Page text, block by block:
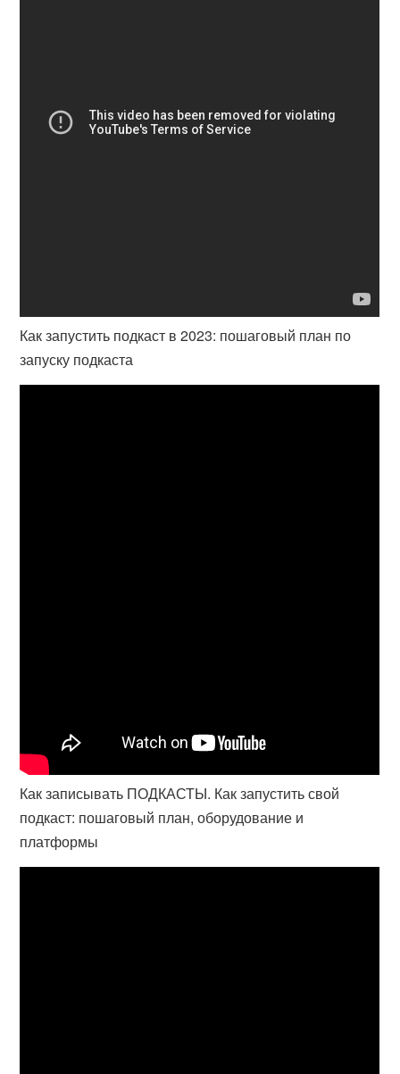
Как запустить подкаст в 2023: пошаговый план по
запуску подкаста
Как записывать ПОДКАСТЫ. Как запустить свой
подкаст: пошаговый план, оборудование и
платформы